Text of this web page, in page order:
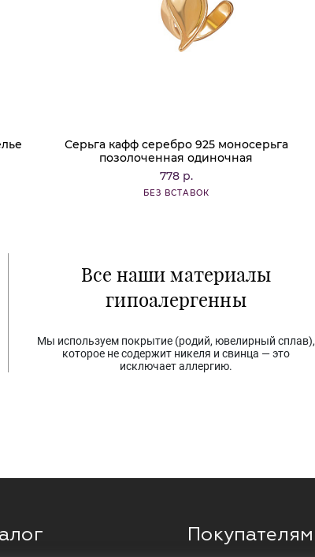
Серьга кафф серебро 925 моносерьга
позолоченная одиночная
778 р.
БЕЗ ВСТАВОК
Все наши материалы
гипоалергенны
Мы используем покрытие (родий, ювелирный сплав),
которое не содержит никеля и свинца — это
исключает аллергию.
Покупателям